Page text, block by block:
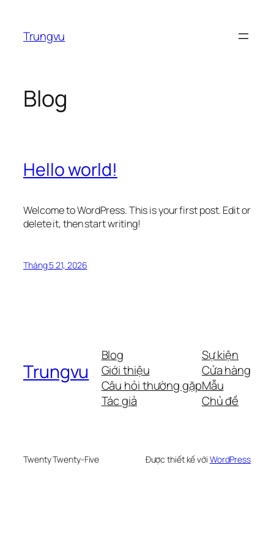
phầnTrungvu
Blog
Hello world!
Welcome to WordPress. This is your first post. Edit or
delete it, then start writing!
Tháng 5 21, 2026
Trungvu
Blog
Giới thiệu
Câu hỏi thường gặp
Tác giả
Sự kiện
Cửa hàng
Mẫu
Chủ đề
Twenty Twenty-Five Được thiết kế với WordPress